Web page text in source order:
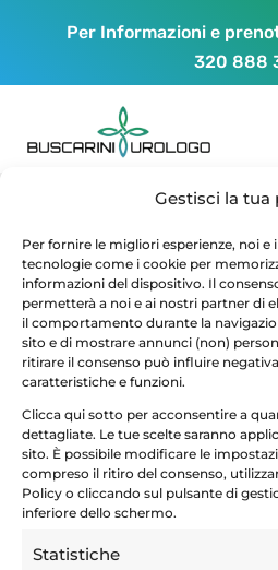
Gestisci la tua
Per fornire le migliori esperienze, noi
tecnologie come i cookie per
informazioni del dispositivo. Il
permetterà a noi e ai nostri partner di
il comportamento durante la
sito e di mostrare annunci (non)
ritirare il consenso può influire
caratteristiche e funzioni.
Clicca qui sotto per acconsentire a
dettagliate. Le tue scelte saranno
sito. È possibile modificare le
compreso il ritiro del consenso,
Policy o cliccando sul pulsante di
inferiore dello schermo.
Statistiche
Per Informazioni e
320 888
download
damaurizio buscarini |Mar